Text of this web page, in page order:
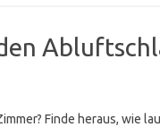
Finde heraus, wie